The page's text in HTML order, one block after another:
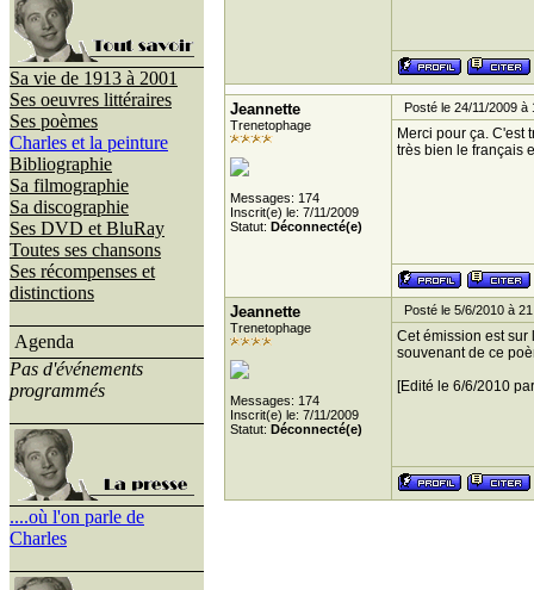
Sa vie de 1913 à 2001
Ses oeuvres littéraires
Ses poèmes
Charles et la peinture
Bibliographie
Sa filmographie
Sa discographie
Ses DVD et BluRay
Toutes ses chansons
Ses récompenses et
distinctions
Agenda
Pas d'événements
programmés
....où l'on parle de
Charles
Jeannette
Trenetophage
Messages: 174
Inscrit(e) le: 7/11/2009
Statut: Déconnecté(e)
Posté le 24/11/2009 à
Merci pour ça. C'est
très bien le français
Jeannette
Trenetophage
Messages: 174
Inscrit(e) le: 7/11/2009
Statut: Déconnecté(e)
Posté le 5/6/2010 à
Cet émission est sur
souvenant de ce
[Edité le 6/6/2010